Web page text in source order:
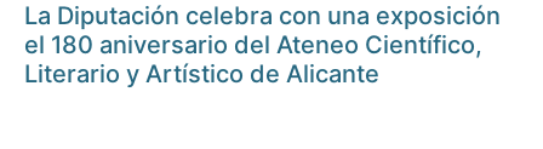
La Diputación celebra con una exposición
el 180 aniversario del Ateneo Científico,
Literario y Artístico de Alicante